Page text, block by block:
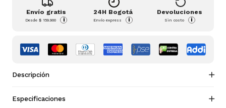
Envío gratis
Desde$ 159.900 i
24H Bogotá
Envío express i
Devoluciones
Sin costo i
Descripción
Especificaciones